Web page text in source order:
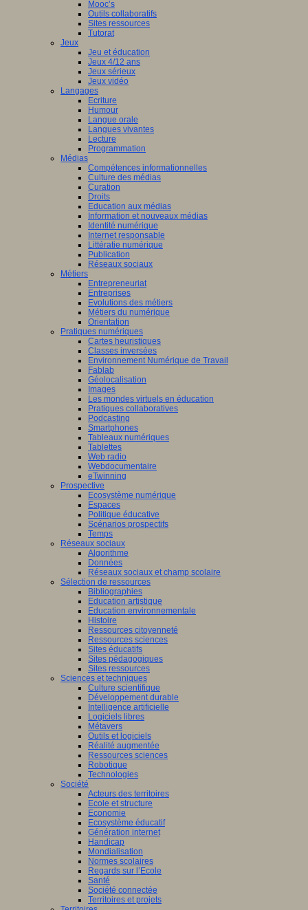
Mooc’s
Outils collaboratifs
Sites ressources
Tutorat
Jeux
Jeu et éducation
Jeux 4/12 ans
Jeux sérieux
Jeux vidéo
Langages
Ecriture
Humour
Langue orale
Langues vivantes
Lecture
Programmation
Médias
Compétences informationnelles
Culture des médias
Curation
Droits
Education aux médias
Information et nouveaux médias
Identité numérique
Internet responsable
Littératie numérique
Publication
Réseaux sociaux
Métiers
Entrepreneuriat
Entreprises
Evolutions des métiers
Métiers du numérique
Orientation
Pratiques numériques
Cartes heuristiques
Classes inversées
Environnement Numérique de Travail
Fablab
Géolocalisation
Images
Les mondes virtuels en éducation
Pratiques collaboratives
Podcasting
Smartphones
Tableaux numériques
Tablettes
Web radio
Webdocumentaire
eTwinning
Prospective
Ecosystème numérique
Espaces
Politique éducative
Scénarios prospectifs
Temps
Réseaux sociaux
Algorithme
Données
Réseaux sociaux et champ scolaire
Sélection de ressources
Bibliographies
Education artistique
Education environnementale
Histoire
Ressources citoyenneté
Ressources sciences
Sites éducatifs
Sites pédagogiques
Sites ressources
Sciences et techniques
Culture scientifique
Développement durable
Intelligence artificielle
Logiciels libres
Métavers
Outils et logiciels
Réalité augmentée
Ressources sciences
Robotique
Technologies
Société
Acteurs des territoires
Ecole et structure
Economie
Ecosystème éducatif
Génération internet
Handicap
Mondialisation
Normes scolaires
Regards sur l’Ecole
Santé
Société connectée
Territoires et projets